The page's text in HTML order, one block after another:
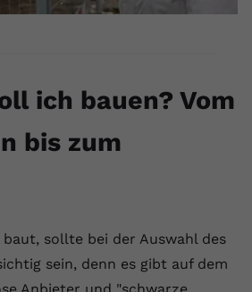
ich bauen? Vom
bis zum
sollte bei der Auswahl des
sein, denn es gibt auf dem